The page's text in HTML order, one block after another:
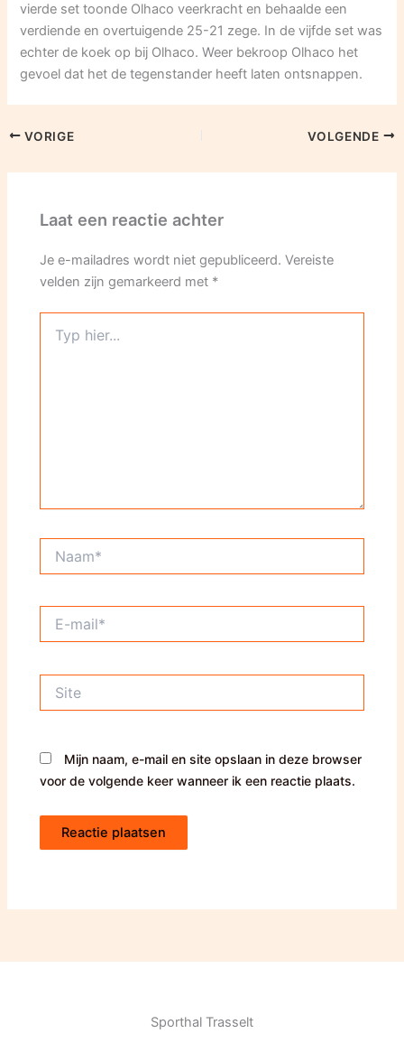
vierde set toonde Olhaco veerkracht en behaalde een
verdiende en overtuigende 25-21 zege. In de vijfde set was
echter de koek op bij Olhaco. Weer bekroop Olhaco het
gevoel dat het de tegenstander heeft laten ontsnappen.
VORIGE VOLGENDE
Laat een reactie achter
Je e-mailadres wordt niet gepubliceerd. Vereiste
velden zijn gemarkeerd met *
hier...
mail*
Mijn naam, e-mail en site opslaan in deze browser
voor de volgende keer wanneer ik een reactie plaats.
Sporthal Trasselt